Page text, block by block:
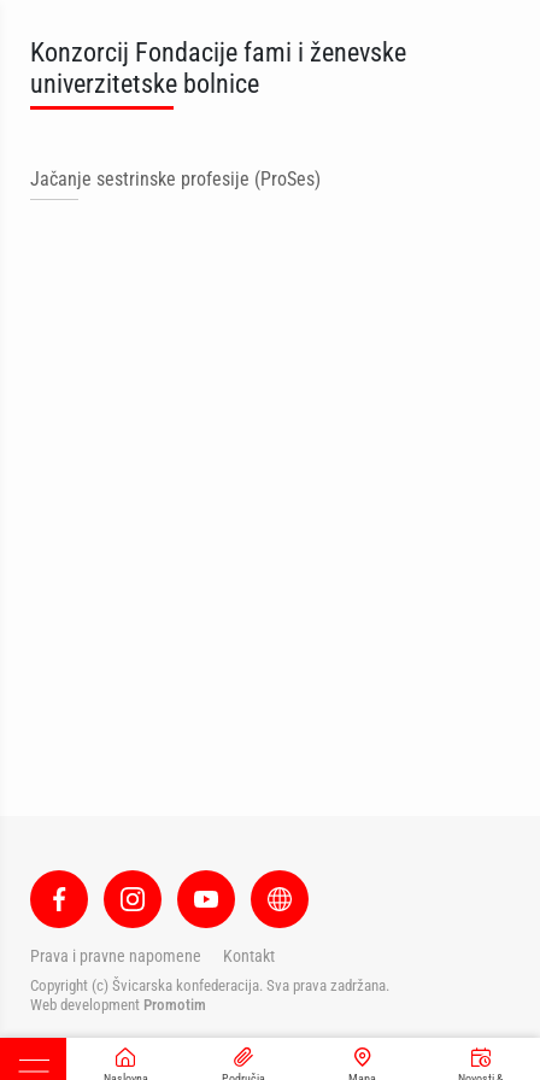
Konzorcij Fondacije fami i ženevske
univerzitetske bolnice
Jačanje sestrinske profesije (ProSes)
Prava i pravne napomene Kontakt
Copyright (c) Švicarska konfederacija. Sva prava zadržana.
Web development Promotim